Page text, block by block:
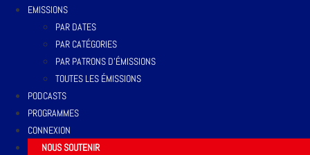
EMISSIONS
PAR DATES
PAR CATÉGORIES
PAR PATRONS D’ÉMISSIONS
TOUTES LES ÉMISSIONS
PODCASTS
PROGRAMMES
CONNEXION
NOUS SOUTENIR